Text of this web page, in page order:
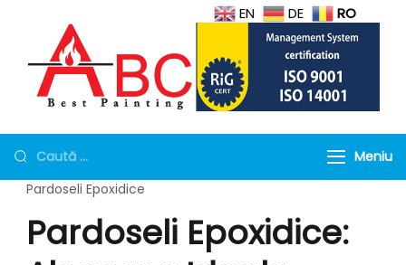
tubulaturi de ventilatie,
Torcret rezistent la foc Meniu
Pardoseli Epoxidice
Pardoseli Epoxidice:
EN DE RO